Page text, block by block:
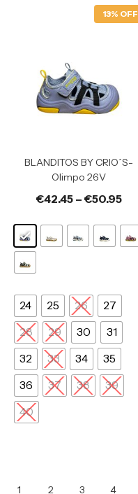
13% OFF
BLANDITOS BY CRIO´S-
Olimpo 26V
€42.45– €50.95
24 25 26
27
28
29 30
31
32
33 34
35
36
37 38
39
40
1 2 3 4